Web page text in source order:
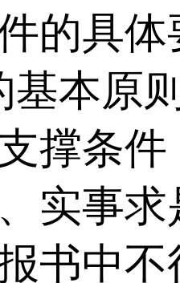
的具
基本原
撑条
实事
报书中